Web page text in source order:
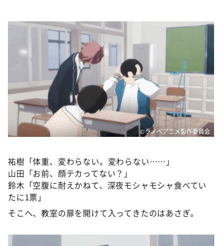
©ラノベアニメ製作委員会
祐樹「体重、変わらない。変わらない……」
山田「お前、顔テカってない？」
鈴木「空腹に耐えかねて、深夜モシャモシャ食べてい
たに1票」
そこへ、教室の扉を開けて入ってきたのはあさぎ。